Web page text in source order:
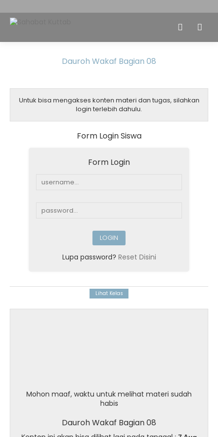
Dauroh Wakaf Bagian 08
Untuk bisa mengakses konten materi dan tugas, silahkan
login terlebih dahulu.
Form Login Siswa
Form Login
Lupa password? Reset Disini
Mohon maaf, waktu untuk melihat materi sudah
habis
Dauroh Wakaf Bagian 08